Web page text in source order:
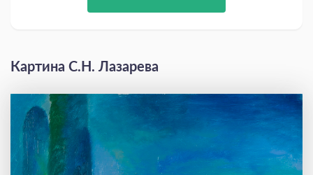
Картина С.Н. Лазарева